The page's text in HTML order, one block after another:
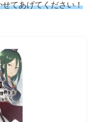
てあげてください！